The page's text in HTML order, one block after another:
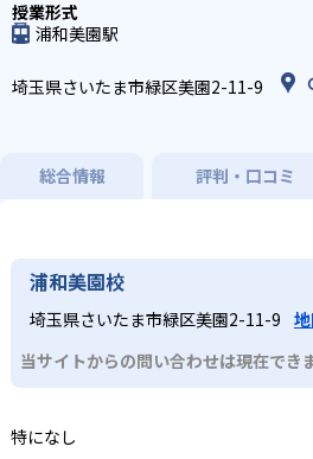
浦和美園駅
埼玉県さいたま市緑区美園2-11-9
総合情報 評判・口コミ
浦和美園校
埼玉県さいたま市緑区美園2-11-9
当サイトからの問い合わせは現在でき
特になし